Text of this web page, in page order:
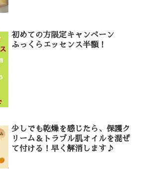
初めての方限定キャンペーン
ふっくらエッセンス半額！
少しでも乾燥を感じたら、保護ク
リーム＆トラブル肌オイルを混ぜ
て付ける！早く解消します♪